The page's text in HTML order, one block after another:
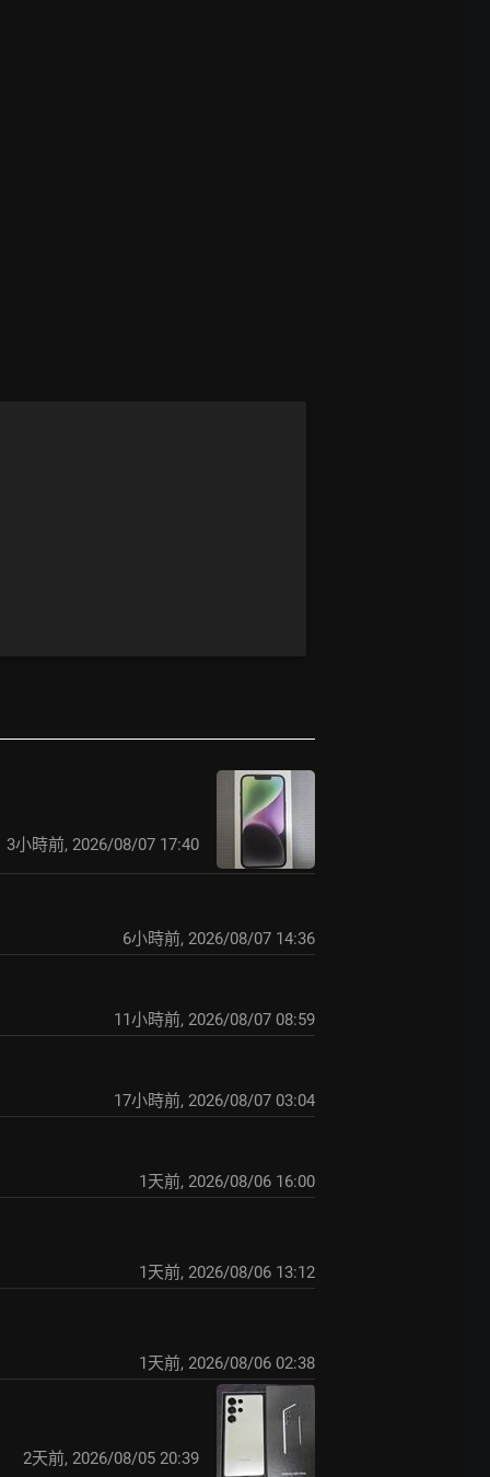
3小時前, 2026/08/07 17:40
6小時前, 2026/08/07 14:36
11小時前, 2026/08/07 08:59
17小時前, 2026/08/07 03:04
1天前, 2026/08/06 16:00
1天前, 2026/08/06 13:12
1天前, 2026/08/06 02:38
2天前, 2026/08/05 20:39